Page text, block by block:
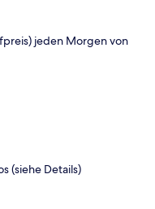
jeden Morgen von
(siehe Details)